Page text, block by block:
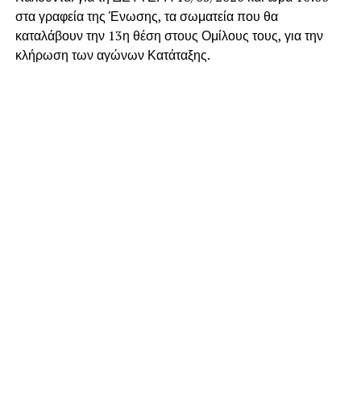
στα γραφεία της Ένωσης, τα σωματεία που θα
καταλάβουν την 13η θέση στους Ομίλους τους, για την
κλήρωση των αγώνων Κατάταξης.